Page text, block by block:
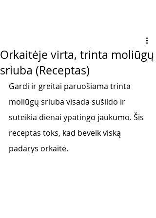
Orkaitėje virta, trinta moliūgų
sriuba (Receptas)
Gardi ir greitai paruošiama trinta
moliūgų sriuba visada sušildo ir
suteikia dienai ypatingo jaukumo. Šis
receptas toks, kad beveik viską
padarys orkaitė.